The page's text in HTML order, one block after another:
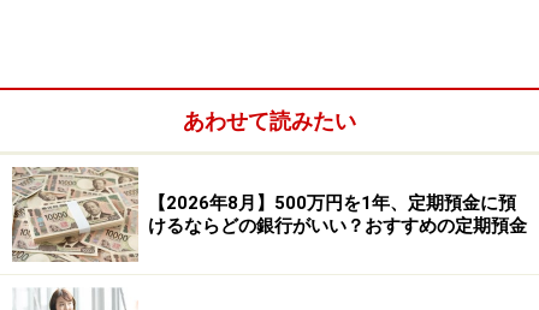
くれる仕組みです。
あわせて読みたい
【2026年8月】500万円を1年、定期預金に預
けるならどの銀行がいい？おすすめの定期預金